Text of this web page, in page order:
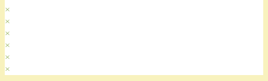
×
×
×
×
×
×